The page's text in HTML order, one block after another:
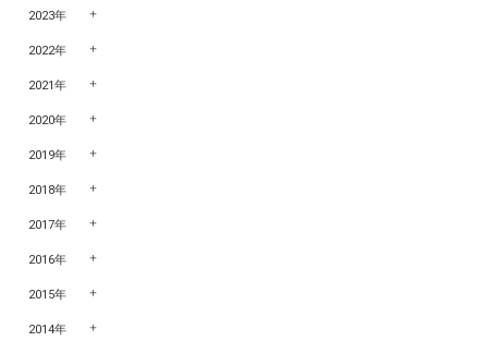
2023年
2022年
2021年
2020年
2019年
2018年
2017年
2016年
2015年
2014年